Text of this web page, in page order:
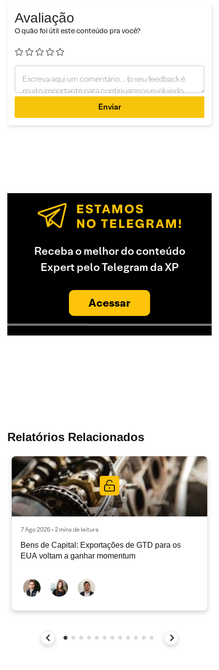
Avaliação
O quão foi útil este conteúdo pra você?
Enviar
Receba o melhor do conteúdo
Expert pelo Telegram da XP
Acessar
Relatórios Relacionados
7 Ago 2026 • 2 mins de leitura
Bens de Capital: Exportações de GTD para os
EUA voltam a ganhar momentum